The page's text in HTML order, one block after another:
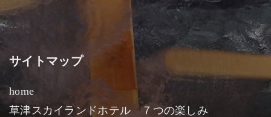
サイトマップ
home
草津スカイランドホテル ７つの楽しみ